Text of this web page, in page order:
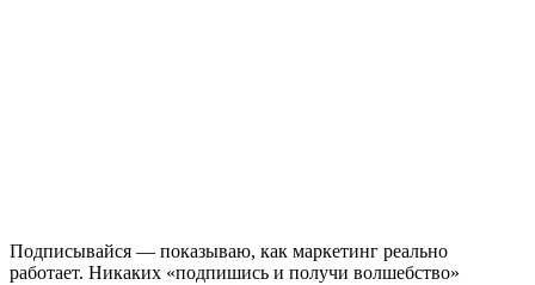
Подписывайся — показываю, как маркетинг реально
работает. Никаких «подпишись и получи волшебство»